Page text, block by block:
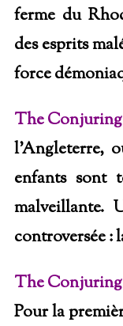
ferme du
des esprits
force
The Conjuring
l’Angleterre,
enfants sont
malveillante.
controversée :
The Conjuring
Pour la